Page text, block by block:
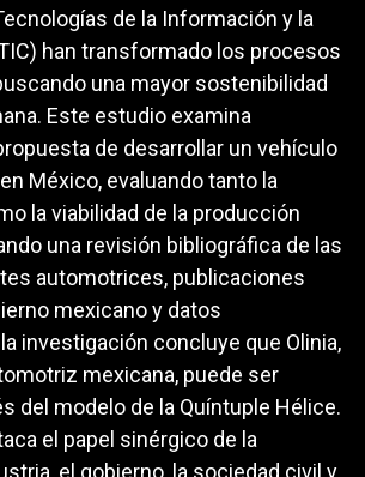
de la Información y la
han transformado los procesos
una mayor sostenibilidad
Este estudio examina
de desarrollar un vehículo
México, evaluando tanto la
la viabilidad de la producción
una revisión bibliográfica de las
automotrices, publicaciones
mexicano y datos
investigación concluye que Olinia,
mexicana, puede ser
del modelo de la Quíntuple Hélice.
el papel sinérgico de la
el gobierno, la sociedad civil y